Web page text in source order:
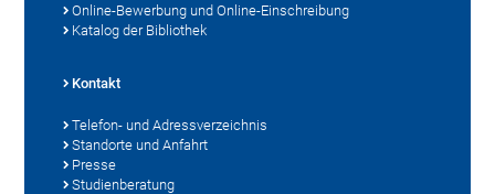
Online-Bewerbung und Online-Einschreibung
Katalog der Bibliothek
Kontakt
Telefon- und Adressverzeichnis
Standorte und Anfahrt
Presse
Studienberatung